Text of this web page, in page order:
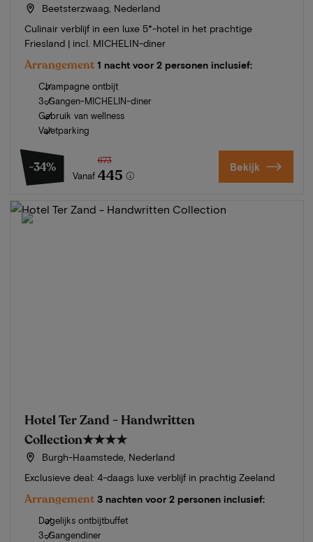
Beetsterzwaag, Nederland
Culinair verblijf in een luxe 5*-hotel in het prachtige
Friesland | incl. MICHELIN-diner
Arrangement 1 nacht voor 2 personen inclusief:
Champagne ontbijt
3-Gangen-MICHELIN-diner
Gebruik van wellness
Valetparking
-34%
Vanaf
673
445 Bekijk
Hotel Ter Zand - Handwritten
Collection★★★★
Burgh-Haamstede, Nederland
Exclusieve deal: 4-daags luxe verblijf in prachtig Zeeland
Arrangement 3 nachten voor 2 personen inclusief:
Dagelijks ontbijtbuffet
3-Gangendiner